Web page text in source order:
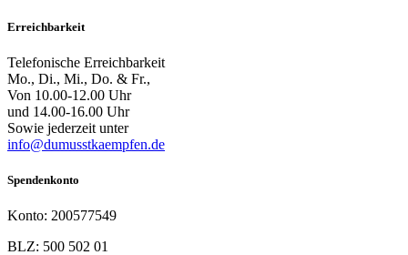
Erreichbarkeit
Telefonische Erreichbarkeit
Mo., Di., Mi., Do. & Fr.,
Von 10.00-12.00 Uhr
und 14.00-16.00 Uhr
Sowie jederzeit unter
info@dumusstkaempfen.de
Spendenkonto
Konto: 200577549
BLZ: 500 502 01